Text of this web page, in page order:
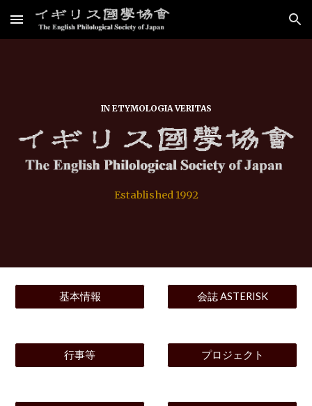
Skip to main content Skip to navigation
IN ETYMOLOGIA VERITAS
Established 1992
基本情報 会誌 ASTERISK
行事等 プロジェクト